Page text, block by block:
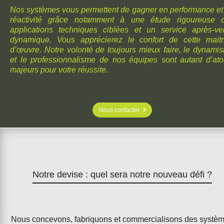
Nos systèmes vous permettent de gagner en performance
réactivité grâce notamment à une étude rigoureuse
applications techniques ciblées et un service après-
dynamique. Vous apprécierez le confort de cette
d’œuvre. Notre volonté de toujours mieux faire, le
et le professionnalisme de nos équipes sont autant
majeurs pour votre réussite.
Nous contacter
Notre devise : quel sera notre nouveau défi ?
Nous concevons, fabriquons et commercialisons des